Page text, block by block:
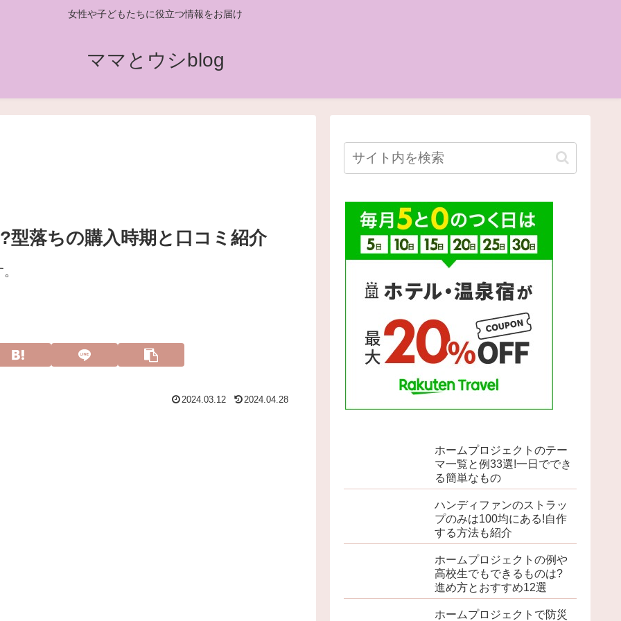
女性や子どもたちに役立つ情報をお届け
ママとウシblog
落ちの購入時期と口コミ紹介
2024.03.12 2024.04.28
ホームプロジェクトのテー
マ一覧と例33選!一日ででき
る簡単なもの
ハンディファンのストラッ
プのみは100均にある!自作
する方法も紹介
ホームプロジェクトの例や
高校生でもできるものは?
進め方とおすすめ12選
ホームプロジェクトで防災